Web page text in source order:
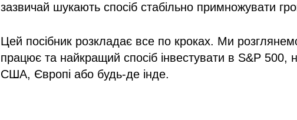
зазвичай шукають спосіб стабільно примножувати
Цей посібник розкладає все по кроках. Ми
працює та найкращий спосіб інвестувати в S&P 500,
США, Європі або будь-де інде.